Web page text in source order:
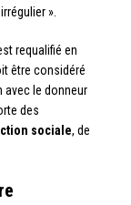
».
requalifié en
être considéré
avec le donneur
des
sociale, de